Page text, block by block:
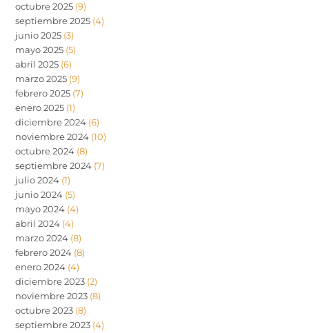
octubre 2025 (9)
septiembre 2025 (4)
junio 2025 (3)
mayo 2025 (5)
abril 2025 (6)
marzo 2025 (9)
febrero 2025 (7)
enero 2025 (1)
diciembre 2024 (6)
noviembre 2024 (10)
octubre 2024 (8)
septiembre 2024 (7)
julio 2024 (1)
junio 2024 (5)
mayo 2024 (4)
abril 2024 (4)
marzo 2024 (8)
febrero 2024 (8)
enero 2024 (4)
diciembre 2023 (2)
noviembre 2023 (8)
octubre 2023 (8)
septiembre 2023 (4)